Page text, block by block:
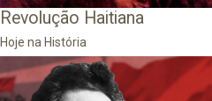
Revolução Haitiana
Hoje na História